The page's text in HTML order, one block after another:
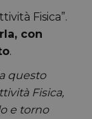
Fisica”.
con
.
questo
Fisica,
e torno